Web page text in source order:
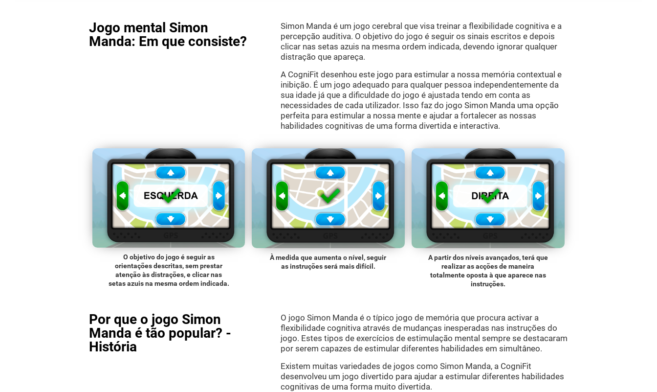
Jogo mental Simon
Manda: Em que consiste?
Simon Manda é um jogo cerebral que visa treinar a flexibilidade cognitiva e a
percepção auditiva. O objetivo do jogo é seguir os sinais escritos e depois
clicar nas setas azuis na mesma ordem indicada, devendo ignorar qualquer
distração que apareça.
A CogniFit desenhou este jogo para estimular a nossa memória contextual e
inibição. É um jogo adequado para qualquer pessoa independentemente da
sua idade já que a dificuldade do jogo é ajustada tendo em conta as
necessidades de cada utilizador. Isso faz do jogo Simon Manda uma opção
perfeita para estimular a nossa mente e ajudar a fortalecer as nossas
habilidades cognitivas de uma forma divertida e interactiva.
O objetivo do jogo é seguir as
orientações descritas, sem prestar
atenção às distrações, e clicar nas
setas azuis na mesma ordem indicada.
À medida que aumenta o nível, seguir
as instruções será mais difícil.
A partir dos níveis avançados, terá que
realizar as acções de maneira
totalmente oposta à que aparece nas
instruções.
Por que o jogo Simon
Manda é tão popular? -
História
O jogo Simon Manda é o típico jogo de memória que procura activar a
flexibilidade cognitiva através de mudanças inesperadas nas instruções do
jogo. Estes tipos de exercícios de estimulação mental sempre se destacaram
por serem capazes de estimular diferentes habilidades em simultâneo.
Existem muitas variedades de jogos como Simon Manda, a CogniFit
desenvolveu um jogo divertido para ajudar a estimular diferentes habilidades
cognitivas de uma forma muito divertida.